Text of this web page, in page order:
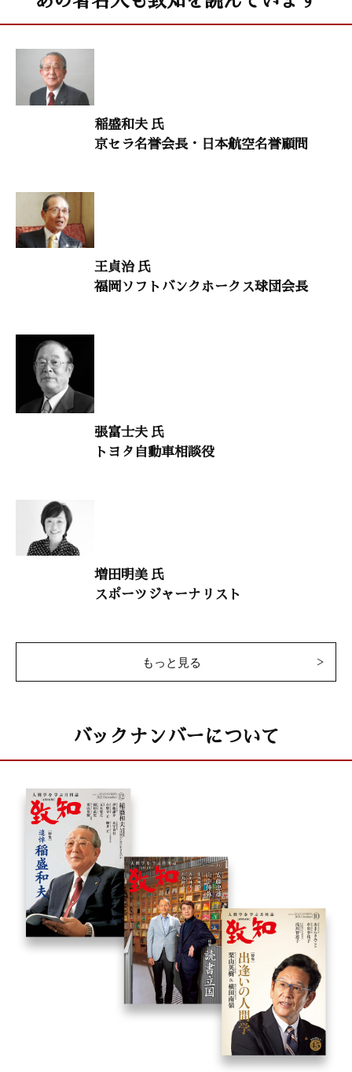
生命のメッセージ52
荒井義雄（気功家）
村上和雄（筑波大学名誉教授）
子供に語り継ぎたい『論語』の言葉9
意見・判断15
桜井邦朋（理学博士・神奈川大学元学長）
語り継ぎたい美しい日本人の物語45
占部賢志（中村学園大学教授）
大自然と体心
須藤明治（国士舘大学教授）
干支九星学
井上象英
小説・儒の人 水戸光圀 最終回
童門冬二（作家）
尾角光美 「旗を揚げる」
星野陽子 「人生を劇的に変えるユダヤの教え」
隈本 豊 「高畠導宏さんに学んだ本物の生き方」
まんが〈うちの社長の器学〉
神保あつし
木鶏クラブ全国代表世話人会が開催される
読者プレゼント
BOOKS[書評]
稲盛和夫 氏
京セラ名誉会長・日本航空名誉顧問
王貞治 氏
福岡ソフトバンクホークス球団会長
張富士夫 氏
トヨタ自動車相談役
増田明美 氏
スポーツジャーナリスト
もっと見る
バックナンバーについて